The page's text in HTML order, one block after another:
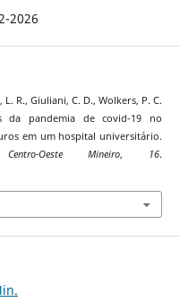
2026
R., Giuliani, C. D., Wolkers, P. C.
da pandemia de covid-19 no
em um hospital universitário.
Oeste Mineiro, 16.